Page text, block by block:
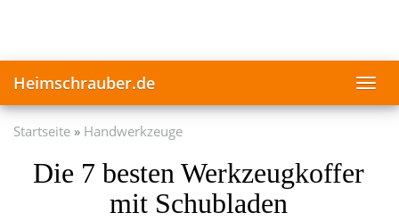
Heimschrauber.de
Startseite Handwerkzeuge
Die 7 besten Werkzeugkoffer
mit Schubladen